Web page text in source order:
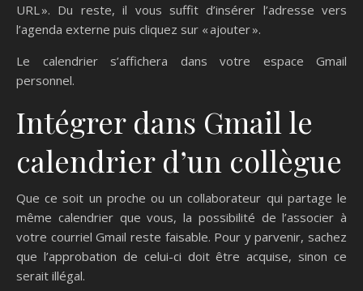
URL ». Du reste, il vous suffit d’insérer l’adresse vers
l’agenda externe puis cliquez sur « ajouter ».
Le calendrier s’affichera dans votre espace Gmail
personnel.
Intégrer dans Gmail le
calendrier d’un collègue
Que ce soit un proche ou un collaborateur qui partage le
même calendrier que vous, la possibilité de l’associer à
votre courriel Gmail reste faisable. Pour y parvenir, sachez
que l’approbation de celui-ci doit être acquise, sinon ce
serait illégal.